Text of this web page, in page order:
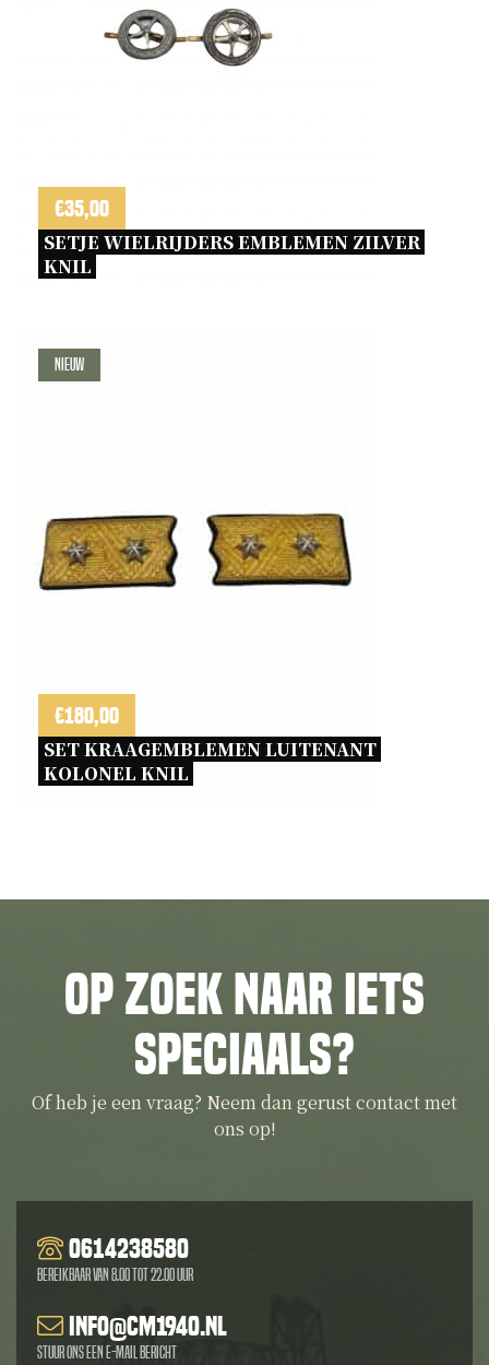
€35,00
SETJE WIELRIJDERS EMBLEMEN ZILVER
KNIL
Nieuw
€180,00
SET KRAAGEMBLEMEN LUITENANT
KOLONEL KNIL
Op zoek naar iets
speciaals?
Of heb je een vraag? Neem dan gerust contact met
ons op!
0614238580
Bereikbaar van 8.00 tot 22.00 uur
info@cm1940.nl
Stuur ons een e-mail bericht